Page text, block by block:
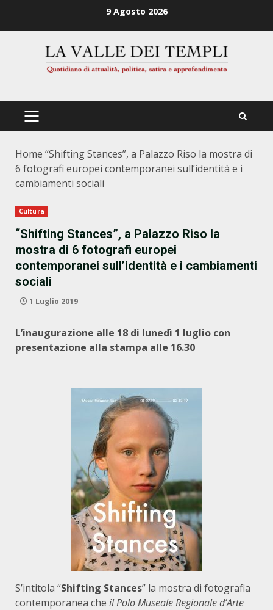
9 Agosto 2026
PRIMÄRES
Home “Shifting Stances”, a Palazzo Riso la mostra di
6 fotografi europei contemporanei sull’identità e i
cambiamenti sociali
Cultura
“Shifting Stances”, a Palazzo Riso la
mostra di 6 fotografi europei
contemporanei sull’identità e i cambiamenti
sociali
1 Luglio 2019
L’inaugurazione alle 18 di lunedì 1 luglio con
presentazione alla stampa alle 16.30
S’intitola “Shifting Stances” la mostra di fotografia
contemporanea che ilPolo Museale Regionale d’Arte